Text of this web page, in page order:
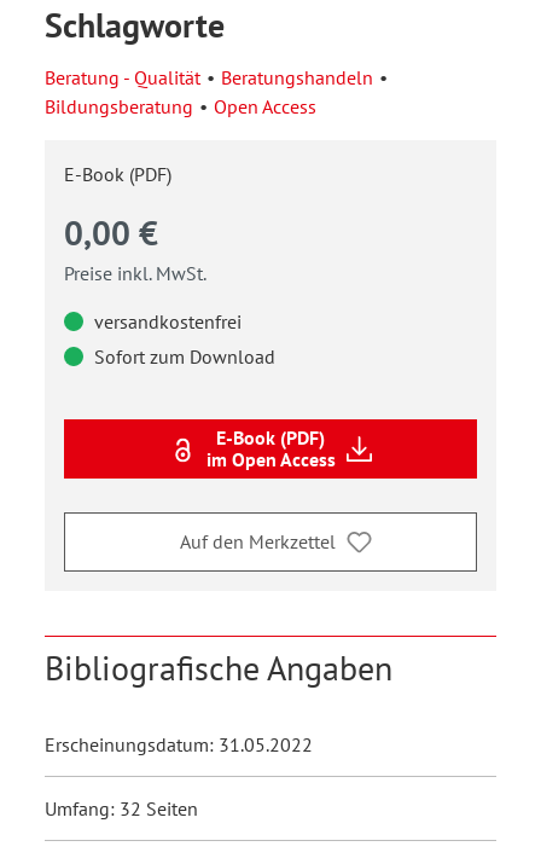
Schlagworte
Beratung - Qualität
Beratungshandeln
Bildungsberatung
Open Access
E-Book (PDF)
0,00 €
Preise inkl. MwSt.
versandkostenfrei
Sofort zum Download
E-Book (PDF)
im Open Access
Auf den Merkzettel
Bibliografische Angaben
Erscheinungsdatum: 31.05.2022
Umfang: 32 Seiten